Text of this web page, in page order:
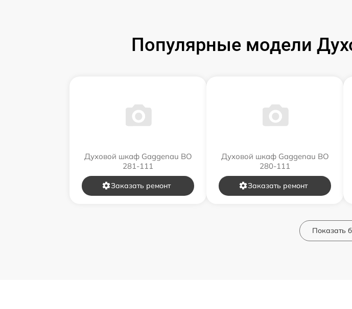
Популярные модели
Духовой шкаф Gaggenau BO
281-111
Заказать ремонт
Духовой шкаф Gaggenau BO
280-111
Заказать ремонт
Показать